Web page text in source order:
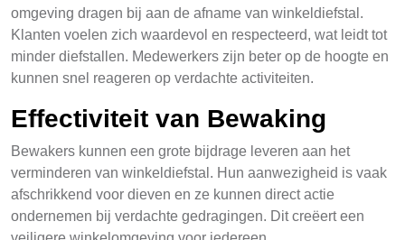
omgeving dragen bij aan de afname van winkeldiefstal.
Klanten voelen zich waardevol en respecteerd, wat leidt tot
minder diefstallen. Medewerkers zijn beter op de hoogte en
kunnen snel reageren op verdachte activiteiten.
Effectiviteit van Bewaking
Bewakers kunnen een grote bijdrage leveren aan het
verminderen van winkeldiefstal. Hun aanwezigheid is vaak
afschrikkend voor dieven en ze kunnen direct actie
ondernemen bij verdachte gedragingen. Dit creëert een